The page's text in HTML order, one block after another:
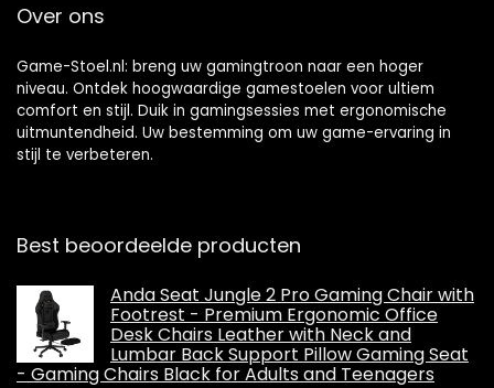
kussen, grijs/wit
Over ons
Game-Stoel.nl: breng uw gamingtroon naar een hoger
niveau. Ontdek hoogwaardige gamestoelen voor ultiem
comfort en stijl. Duik in gamingsessies met ergonomische
uitmuntendheid. Uw bestemming om uw game-ervaring in
stijl te verbeteren.
Best beoordeelde producten
Anda Seat Jungle 2 Pro Gaming Chair with
Footrest - Premium Ergonomic Office
Desk Chairs Leather with Neck and
Lumbar Back Support Pillow Gaming Seat
- Gaming Chairs Black for Adults and Teenagers